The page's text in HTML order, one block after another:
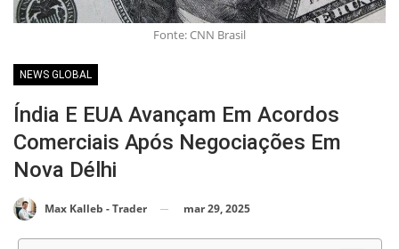
Fonte: CNN Brasil
NEWS GLOBAL
Índia E EUA Avançam Em Acordos
Comerciais Após Negociações Em
Nova Délhi
Max Kalleb - Trader mar 29, 2025